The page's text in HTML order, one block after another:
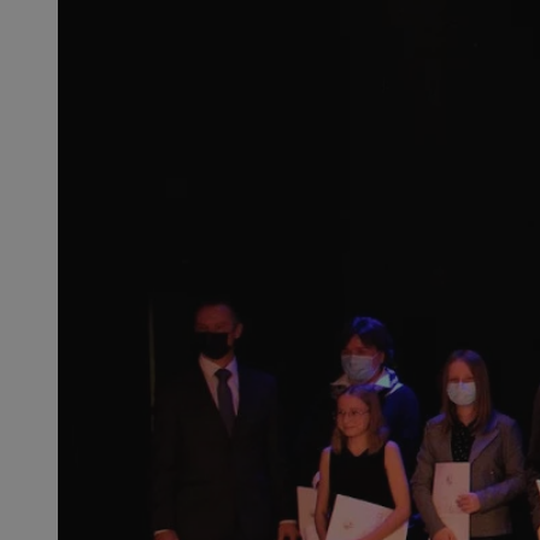
FCCDCF
__eoi
MUID